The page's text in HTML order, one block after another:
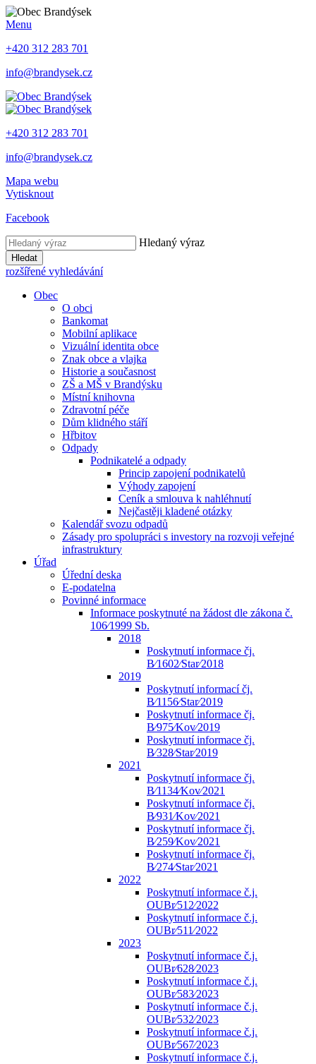
Menu
+420 312 283 701
info@brandysek.cz
+420 312 283 701
info@brandysek.cz
Mapa webu
Vytisknout
Facebook
Hledaný výraz
Hledat
rozšířené vyhledávání
Obec
O obci
Bankomat
Mobilní aplikace
Vizuální identita obce
Znak obce a vlajka
Historie a současnost
ZŠ a MŠ v Brandýsku
Místní knihovna
Zdravotní péče
Dům klidného stáří
Hřbitov
Odpady
Podnikatelé a odpady
Princip zapojení podnikatelů
Výhody zapojení
Ceník a smlouva k nahléhnutí
Nejčastěji kladené otázky
Kalendář svozu odpadů
Zásady pro spolupráci s investory na rozvoji veřejné
infrastruktury
Úřad
Úřední deska
E-podatelna
Povinné informace
Informace poskytnuté na žádost dle zákona č.
106⁄1999 Sb.
2018
Poskytnutí informace čj.
B⁄1602⁄Star⁄2018
2019
Poskytnutí informací čj.
B⁄1156⁄Star⁄2019
Poskytnutí informace čj.
B⁄975⁄Kov⁄2019
Poskytnutí informace čj.
B⁄328⁄Star⁄2019
2021
Poskytnutí informace čj.
B⁄1134⁄Kov⁄2021
Poskytnutí informace čj.
B⁄931⁄Kov⁄2021
Poskytnutí informace čj.
B⁄259⁄Kov⁄2021
Poskytnutí informace čj.
B⁄274⁄Star⁄2021
2022
Poskytnutí informace č.j.
OUBr⁄512⁄2022
Poskytnutí informace č.j.
OUBr⁄511⁄2022
2023
Poskytnutí informace č.j.
OUBr⁄628⁄2023
Poskytnutí informace č.j.
OUBr⁄583⁄2023
Poskytnutí informace č.j.
OUBr⁄532⁄2023
Poskytnutí informace č.j.
OUBr⁄567⁄2023
Poskytnutí informace č.j.